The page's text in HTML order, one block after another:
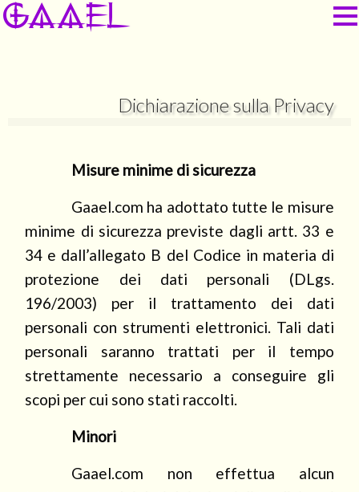
GAAEL
Dichiarazione sulla Privacy
Misure minime di sicurezza
Gaael.com ha adottato tutte le misure
minime di sicurezza previste dagli artt. 33 e
34 e dall’allegato B del Codice in materia di
protezione dei dati personali (DLgs.
196/2003) per il trattamento dei dati
personali con strumenti elettronici. Tali dati
personali saranno trattati per il tempo
strettamente necessario a conseguire gli
scopi per cui sono stati raccolti.
Minori
Gaael.com non effettua alcun